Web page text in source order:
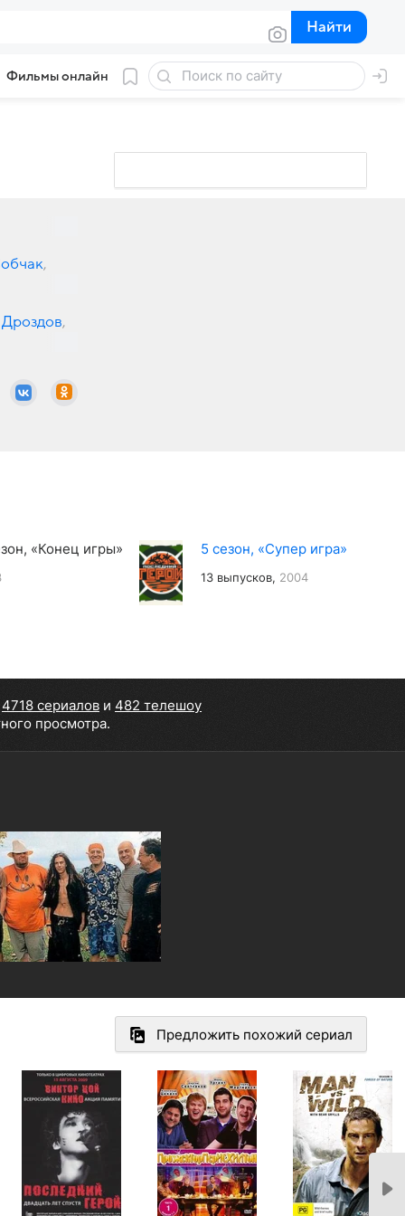
Найти
Найти
Фильмы онлайн
,
,
«Конец игры» 5 сезон, «Супер игра»
13 выпусков, 2004
4718 сериалов и 482 телешоу
просмотра.
Предложить похожий сериал